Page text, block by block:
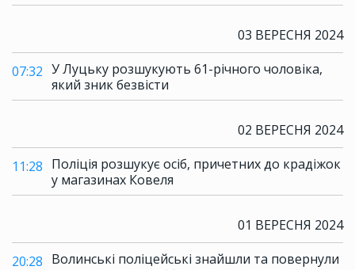
03 ВЕРЕСНЯ 2024
07:32 У Луцьку розшукують 61-річного чоловіка,
який зник безвісти
02 ВЕРЕСНЯ 2024
11:28 Поліція розшукує осіб, причетних до крадіжок
у магазинах Ковеля
01 ВЕРЕСНЯ 2024
20:28 Волинські поліцейські знайшли та повернули